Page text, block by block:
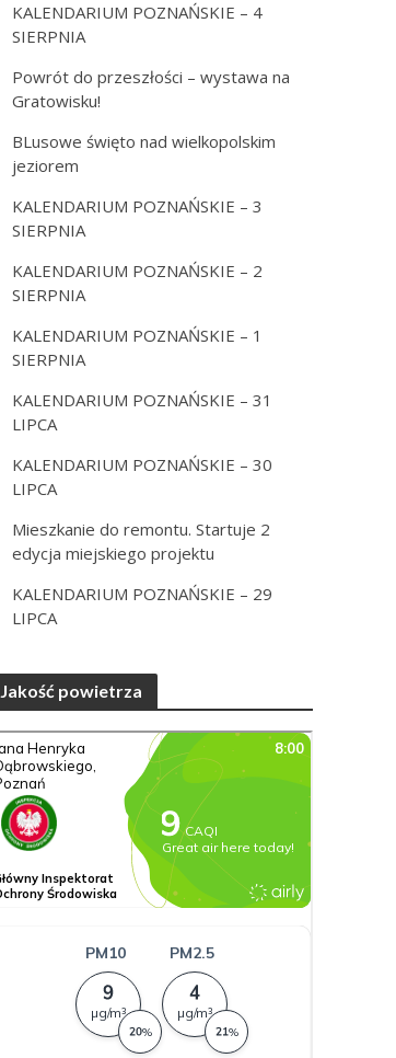
KALENDARIUM POZNAŃSKIE – 4
SIERPNIA
Powrót do przeszłości – wystawa na
Gratowisku!
BLusowe święto nad wielkopolskim
jeziorem
KALENDARIUM POZNAŃSKIE – 3
SIERPNIA
KALENDARIUM POZNAŃSKIE – 2
SIERPNIA
KALENDARIUM POZNAŃSKIE – 1
SIERPNIA
KALENDARIUM POZNAŃSKIE – 31
LIPCA
KALENDARIUM POZNAŃSKIE – 30
LIPCA
Mieszkanie do remontu. Startuje 2
edycja miejskiego projektu
KALENDARIUM POZNAŃSKIE – 29
LIPCA
Jakość powietrza